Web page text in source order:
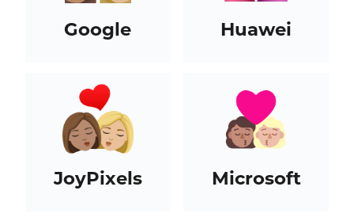
Google Huawei
JoyPixels Microsoft